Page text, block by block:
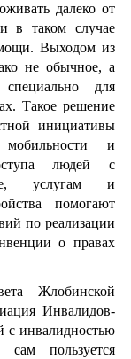
далеко от
и в таком случае
Выходом из
не обычное, а
для
Такое решение
инициативы
и
людей с
услугам и
помогают
по реализации
о правах
Жлобинской
Инвалидов-
с инвалидностью
пользуется